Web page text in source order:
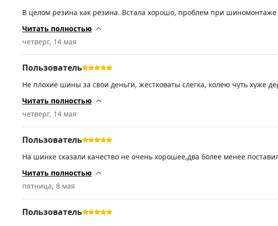
В целом резина как резина. Встала хорошо, проблем при
Читать полностью
четверг, 14 мая
Пользователь
Не плохие шины за свои деньги, жестковаты слегка, колею чуть хуже
Читать полностью
четверг, 14 мая
Пользователь
На шинке сказали качество не очень хорошее,два более менее
Читать полностью
пятница, 8 мая
Пользователь